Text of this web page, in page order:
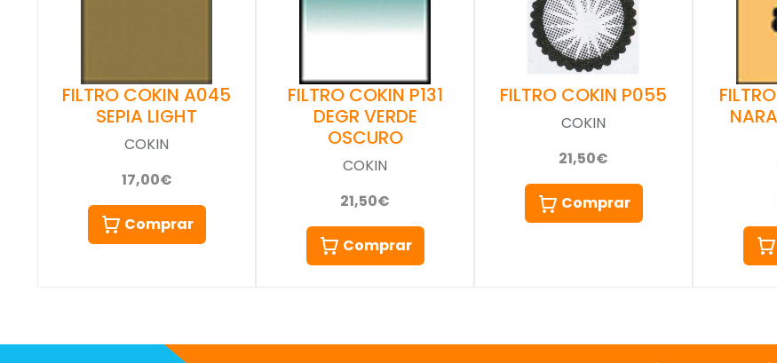
FILTRO COKIN A045
SEPIA LIGHT
COKIN
17,00€
Comprar
FILTRO COKIN P131
DEGR VERDE
OSCURO
COKIN
21,50€
Comprar
FILTRO COKIN P055
COKIN
21,50€
Comprar